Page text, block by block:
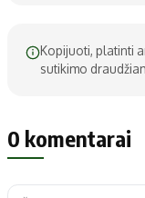
Kopijuoti, platinti
sutikimo
0 komentarai